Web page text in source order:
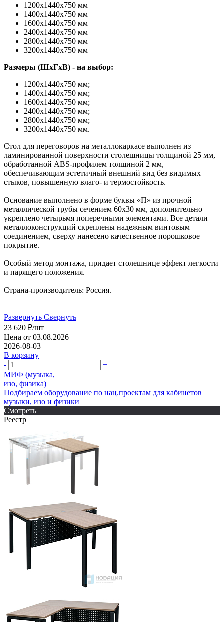
1200х1440х750 мм
1400х1440х750 мм
1600х1440х750 мм
2400х1440х750 мм
2800х1440х750 мм
3200х1440х750 мм
Размеры (ШхГхВ) - на выбор:
1200х1440х750 мм;
1400х1440х750 мм;
1600х1440х750 мм;
2400х1440х750 мм;
2800х1440х750 мм;
3200х1440х750 мм.
Стол для переговоров на металлокаркасе выполнен из
ламинированной поверхности столешницы толщиной 25 мм,
обработанной ABS-профилем толщиной 2 мм,
обеспечивающим эстетичный внешний вид без видимых
стыков, повышенную влаго- и термостойкость.
Основание выполнено в форме буквы «П» из прочной
металлической трубы сечением 60х30 мм, дополнительно
укреплено четырьмя поперечными элементами. Все детали
металлоконструкций скреплены надежным винтовым
соединением, сверху нанесено качественное порошковое
покрытие.
Особый метод монтажа, придает столешнице эффект легкости
и парящего положения.
Страна-производитель: Россия.
Развернуть Свернуть
23 620 ₽/шт
Цена от 03.08.2026
2026-08-03
В корзину
-
+
МИФ (музыка,
изо, физика)
Подбираем оборудование по нац.проектам для кабинетов
музыки, изо и физики
Смотреть
Реестр